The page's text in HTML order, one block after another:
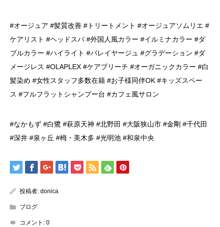
#オージュア #髪質改善 #トリートメント #オージュアソムリエ #
ケアリスト #ヘッドスパ #外国人風カラー #イルミナカラー #ダ
ブルカラー #ハイライト #バレイヤージュ #グラデーション #ダ
メージレス #OLAPLEX #ケアブリーチ #オーガニックカラー #白
髪染め #女性スタッフ多数在籍 #お子様同伴OK #キッズスペー
ス #フルフラットシャンプー台 #カフェ風サロン
#なかもず #白鷺 #萩原天神 #北野田 #大阪狭山市 #金剛 #千代田
#深井 #泉ヶ丘 #栂・美木多 #光明池 #和泉中央
投稿者: donica
ブログ
コメント: 0